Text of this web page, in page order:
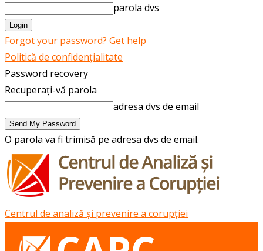
parola dvs
Forgot your password? Get help
Politică de confidențialitate
Password recovery
Recuperați-vă parola
adresa dvs de email
O parola va fi trimisă pe adresa dvs de email.
Centrul de analiză și prevenire a corupției